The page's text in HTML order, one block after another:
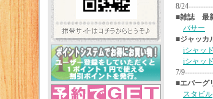
8/
■雑誌 最
バサー
■ジャッ
iシャッ
iシャッ
7/
■エバー
スタビル